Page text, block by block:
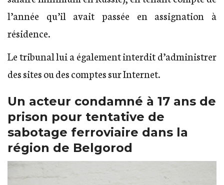
l’année qu’il avait passée en assignation à
résidence.
Le tribunal lui a également interdit d’administrer
des sites ou des comptes sur Internet.
Un acteur condamné à 17 ans de
prison pour tentative de
sabotage ferroviaire dans la
région de Belgorod